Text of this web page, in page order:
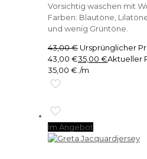
Vorsichtig waschen mit
Farben: Blautöne,
und wenig Grüntöne.
43,00€ Ursprünglicher
43,00 €35,00 €Aktueller
35,00 €. /m
Im Angebot